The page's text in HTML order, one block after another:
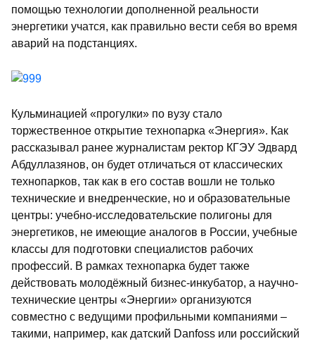
помощью технологии дополненной реальности
энергетики учатся, как правильно вести себя во время
аварий на подстанциях.
Кульминацией «прогулки» по вузу стало
торжественное открытие технопарка «Энергия». Как
рассказывал ранее журналистам ректор КГЭУ Эдвард
Абдуллазянов, он будет отличаться от классических
технопарков, так как в его состав вошли не только
технические и внедренческие, но и образовательные
центры: учебно-исследовательские полигоны для
энергетиков, не имеющие аналогов в России, учебные
классы для подготовки специалистов рабочих
профессий. В рамках технопарка будет также
действовать молодёжный бизнес-инкубатор, а научно-
технические центры «Энергии» организуются
совместно с ведущими профильными компаниями –
такими, например, как датский Danfoss или российский